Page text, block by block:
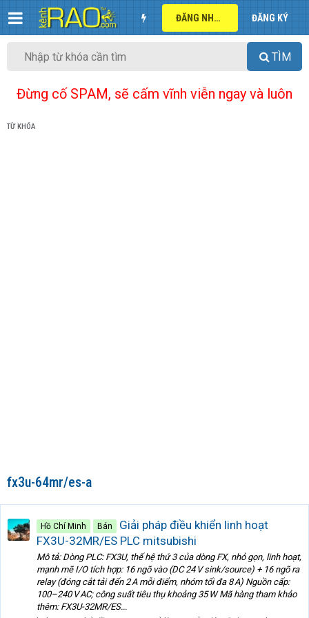
ĐĂNG NHẬP ĐĂNG KÝ
TÌM
Đừng cố SPAM, sẽ cấm vĩnh viễn ngay và luôn
TỪ KHÓA
fx3u-64mr/es-a
Hồ Chí Minh Bán
Giải pháp điều khiển linh hoạt
FX3U-32MR/ES PLC mitsubishi
Mô tả: Dòng PLC: FX3U, thế hệ thứ 3 của dòng FX, nhỏ gọn, linh hoạt,
mạnh mẽ I/O tích hợp: 16 ngõ vào (DC 24 V sink/source) + 16 ngõ ra
relay (đóng cắt tải đến 2 A mỗi điểm, nhóm tối đa 8 A) Nguồn cấp:
100–240 V AC; công suất tiêu thụ khoảng 35 W Mã hàng tham khảo
thêm: FX3U-32MR/ES...